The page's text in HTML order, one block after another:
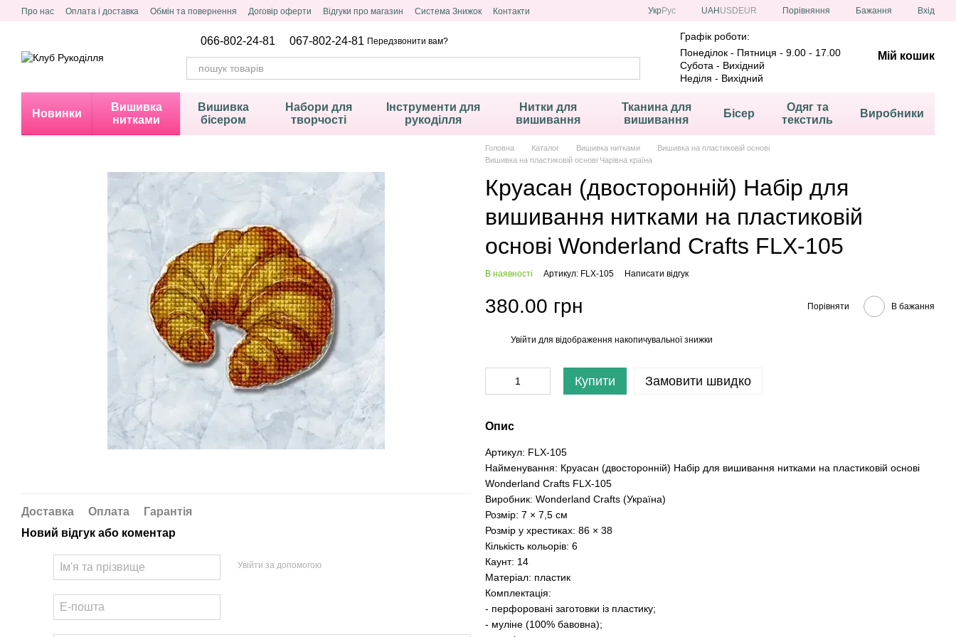
Перейти до основного контенту
Про нас Оплата і доставка Обмін та повернення Договір оферти Відгуки про магазин Система Знижок
Контакти
УкрРус UAH USD EUR Порівняння Бажання Вхід
066-802-24-81 067-802-24-81 Передзвонити вам?
Графік роботи:
Понеділок - Пятниця - 9.00 - 17.00
Субота - Вихідний
Неділя - Вихідний
Мій кошик
Новинки
Вишивка
нитками
Вишивка
бісером
Набори для
творчості
Інструменти для
рукоділля
Нитки для
вишивання
Тканина для
вишивання
Бісер
Одяг та
текстиль
Виробники
Доставка Оплата
Гарантія
Новий відгук або коментар
Увійти за допомогою
Головна Каталог Вишивка нитками
Вишивка на пластиковій основі
Вишивка на пластиковій основі Чарівна країна
Круасан (двосторонній) Набір для
вишивання нитками на пластиковій
основі Wonderland Сrafts FLX-105
В наявності Артикул: FLX-105 Написати відгук
380.00 грн Порівняти В бажання
Увійти для відображення накопичувальної знижки
Купити Замовити швидко
Опис
Артикул: FLX-105
Найменування: Круасан (двосторонній) Набір для вишивання нитками на пластиковій основі
Wonderland Сrafts FLX-105
Виробник: Wonderland Сrafts (Україна)
Розмір: 7 × 7,5 см
Розмір у хрестиках: 86 × 38
Кількість кольорів: 6
Каунт: 14
Матеріал: пластик
Комплектація:
- перфоровані заготовки із пластику;
- муліне (100% бавовна);